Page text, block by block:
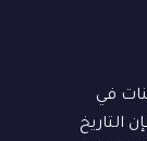
في
التاريخ